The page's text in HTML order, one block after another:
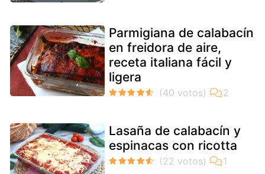
Parmigiana de calabacín
en freidora de aire,
receta italiana fácil y
ligera
Lasaña de calabacín y
espinacas con ricotta